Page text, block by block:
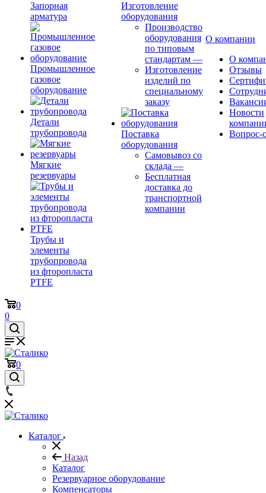
Запорная
арматура
Промышленное
газовое
оборудование
Детали
трубопровода
Мягкие
резервуары
Трубы и
элементы
трубопровода
из фторопласта
PTFE
Изготовление
оборудования
Производство
оборудования
по типовым
стандартам —
Изготовление
изделий по
специальному
заказу
Поставка
оборудования
Самовывоз со
склада —
Бесплатная
доставка до
транспортной
компании
О компании
О
Отзывы
Новости
Вопрос-
0
0
0
Каталог
Назад
Каталог
Резервуарное оборудование
Компенсаторы